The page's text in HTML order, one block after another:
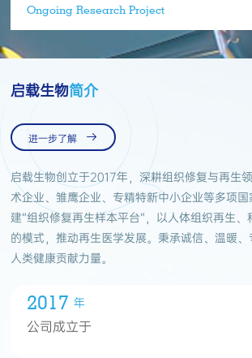
Ongoing Research Project
启载生物简介
进一步了解 
启载生物创立于2017年，深耕组织修复与再生
术企业、雏鹰企业、专精特新中小企业等多项
建“组织修复再生样本平台”，以人体组织再生
的模式，推动再生医学发展。秉承诚信、温暖
人类健康贡献力量。
2017 年
公司成立于